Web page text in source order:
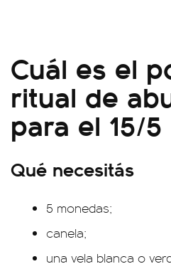
Cuál es el
ritual de
para el 15/5
Qué necesitás
5 monedas;
canela;
una vela blanca o